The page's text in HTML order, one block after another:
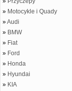
» Motocykle i Quady
»Audi
» BMW
» Fiat
» Ford
» Honda
» Hyundai
» KIA